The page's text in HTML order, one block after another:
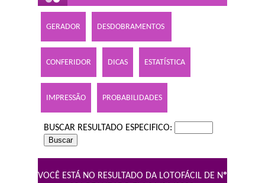
GERADOR DESDOBRAMENTOS
CONFERIDOR DICAS ESTATÍSTICA
IMPRESSÃO PROBABILIDADES
BUSCAR RESULTADO ESPECIFICO:
VOCÊ ESTÁ NO RESULTADO DA LOTOFÁCIL DE Nº